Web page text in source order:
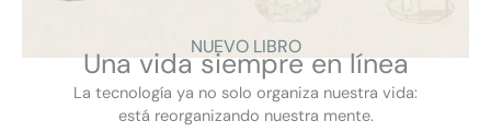
Te invito a quedarte. Este espacio también es
NUEVO LIBRO
Una vida siempre en línea
La tecnología ya no solo organiza nuestra vida:
está reorganizando nuestra mente.